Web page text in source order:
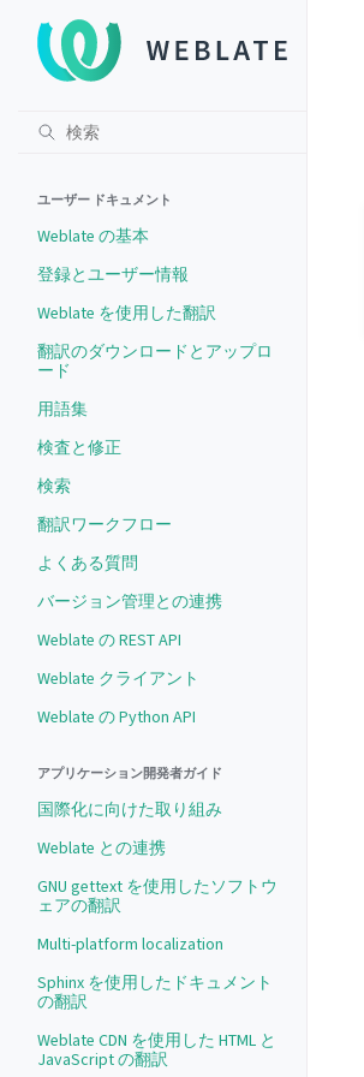
ユーザー ドキュメント
Weblate の基本
登録とユーザー情報
Weblate を使用した翻訳
翻訳のダウンロードとアップロ
ード
用語集
検査と修正
検索
翻訳ワークフロー
よくある質問
バージョン管理との連携
Weblate の REST API
Weblate クライアント
Weblate の Python API
アプリケーション開発者ガイド
国際化に向けた取り組み
Weblate との連携
GNU gettext を使用したソフトウ
ェアの翻訳
Multi-platform localization
Sphinx を使用したドキュメント
の翻訳
Weblate CDN を使用した HTML と
JavaScript の翻訳